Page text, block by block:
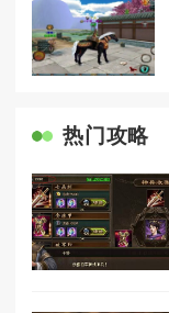
热门攻略